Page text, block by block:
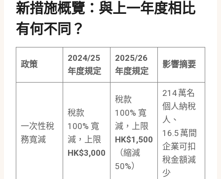
新措施概覽：與上一年度相比
有何不同？
政策
2024/25
年度規定
2025/26
年度規定
影響摘要
一次性稅
務寬減
稅款
100% 寬
減，上限
HK$3,000
稅款
100% 寬
減，上限
HK$1,500
（縮減
50%）
214 萬名
個人納稅
人、
16.5 萬間
企業可扣
稅金額減
少